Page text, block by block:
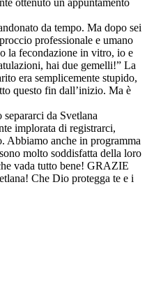
da tempo. Ma dopo sei
professionale e umano
la fecondazione in vitro, io e
hai due gemelli!” La
era semplicemente stupido,
questo fin dall’inizio. Ma è
da Svetlana
implorata di registrarci,
Abbiamo anche in programma
molto soddisfatta della loro
vada tutto bene! GRAZIE
Che Dio protegga te e i